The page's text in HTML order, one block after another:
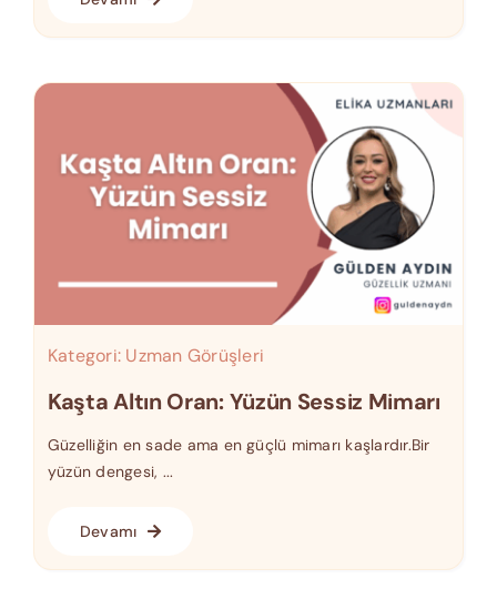
Kategori: Uzman Görüşleri
Kaşta Altın Oran: Yüzün Sessiz Mimarı
Güzelliğin en sade ama en güçlü mimarı kaşlardır.Bir
yüzün dengesi, ...
Devamı